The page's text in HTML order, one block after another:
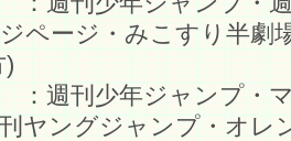
ページ・みこすり半劇
)
週刊少年ジャンプ・
ヤングジャンプ・オレ